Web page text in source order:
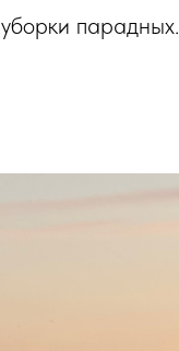
уборки парадных.